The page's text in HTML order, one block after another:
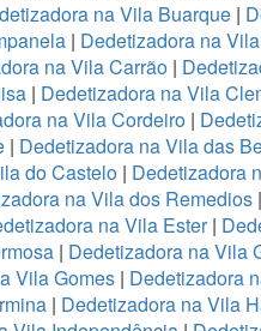
na Vila Buarque|
| Dedetizadora na
na Vila Carrão|
| Dedetizadora na Vila
na Vila Cordeiro|
| Dedetizadora na Vila das
do Castelo | Dedetizadora
na Vila dos Remedios |
na Vila Ester|
| Dedetizadora na Vila
Vila Gomes | Dedetizadora
| Dedetizadora na Vila